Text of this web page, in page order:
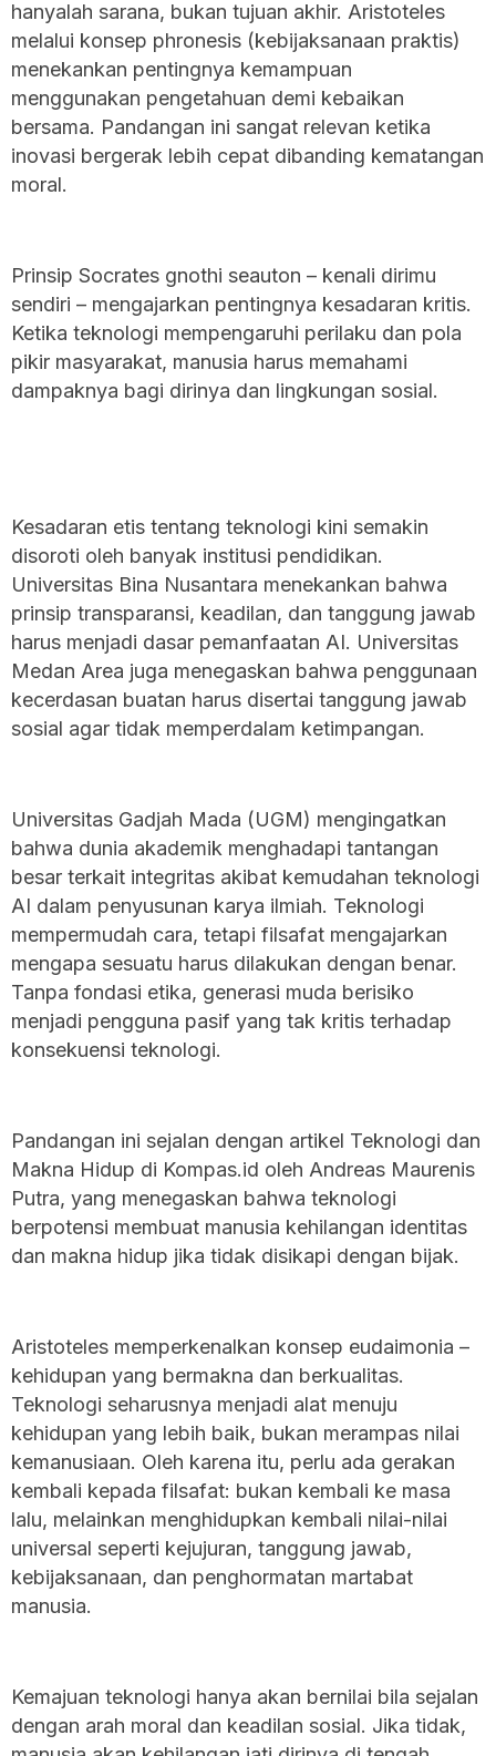
hanyalah sarana, bukan tujuan akhir. Aristoteles
melalui konsep phronesis (kebijaksanaan praktis)
menekankan pentingnya kemampuan
menggunakan pengetahuan demi kebaikan
bersama. Pandangan ini sangat relevan ketika
inovasi bergerak lebih cepat dibanding kematangan
moral.
Prinsip Socrates gnothi seauton – kenali dirimu
sendiri – mengajarkan pentingnya kesadaran kritis.
Ketika teknologi mempengaruhi perilaku dan pola
pikir masyarakat, manusia harus memahami
dampaknya bagi dirinya dan lingkungan sosial.
Kesadaran etis tentang teknologi kini semakin
disoroti oleh banyak institusi pendidikan.
Universitas Bina Nusantara menekankan bahwa
prinsip transparansi, keadilan, dan tanggung jawab
harus menjadi dasar pemanfaatan AI. Universitas
Medan Area juga menegaskan bahwa penggunaan
kecerdasan buatan harus disertai tanggung jawab
sosial agar tidak memperdalam ketimpangan.
Universitas Gadjah Mada (UGM) mengingatkan
bahwa dunia akademik menghadapi tantangan
besar terkait integritas akibat kemudahan teknologi
AI dalam penyusunan karya ilmiah. Teknologi
mempermudah cara, tetapi filsafat mengajarkan
mengapa sesuatu harus dilakukan dengan benar.
Tanpa fondasi etika, generasi muda berisiko
menjadi pengguna pasif yang tak kritis terhadap
konsekuensi teknologi.
Pandangan ini sejalan dengan artikel Teknologi dan
Makna Hidup di Kompas.id oleh Andreas Maurenis
Putra, yang menegaskan bahwa teknologi
berpotensi membuat manusia kehilangan identitas
dan makna hidup jika tidak disikapi dengan bijak.
Aristoteles memperkenalkan konsep eudaimonia –
kehidupan yang bermakna dan berkualitas.
Teknologi seharusnya menjadi alat menuju
kehidupan yang lebih baik, bukan merampas nilai
kemanusiaan. Oleh karena itu, perlu ada gerakan
kembali kepada filsafat: bukan kembali ke masa
lalu, melainkan menghidupkan kembali nilai-nilai
universal seperti kejujuran, tanggung jawab,
kebijaksanaan, dan penghormatan martabat
manusia.
Kemajuan teknologi hanya akan bernilai bila sejalan
dengan arah moral dan keadilan sosial. Jika tidak,